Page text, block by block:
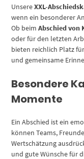
Ruhestand
/
Verabschiedung
/
Letzter
Arbeitstag
Gruß-
Karte
für
Menge
UnsereXXL-
wenn ein besonderer
Ob beimAbschied von
oder für den letzten
bieten reichlich Platz
und gemeinsame
Besondere
Momente
Ein Abschied ist ein
können Teams,
Wertschätzung
und gute Wünsche für